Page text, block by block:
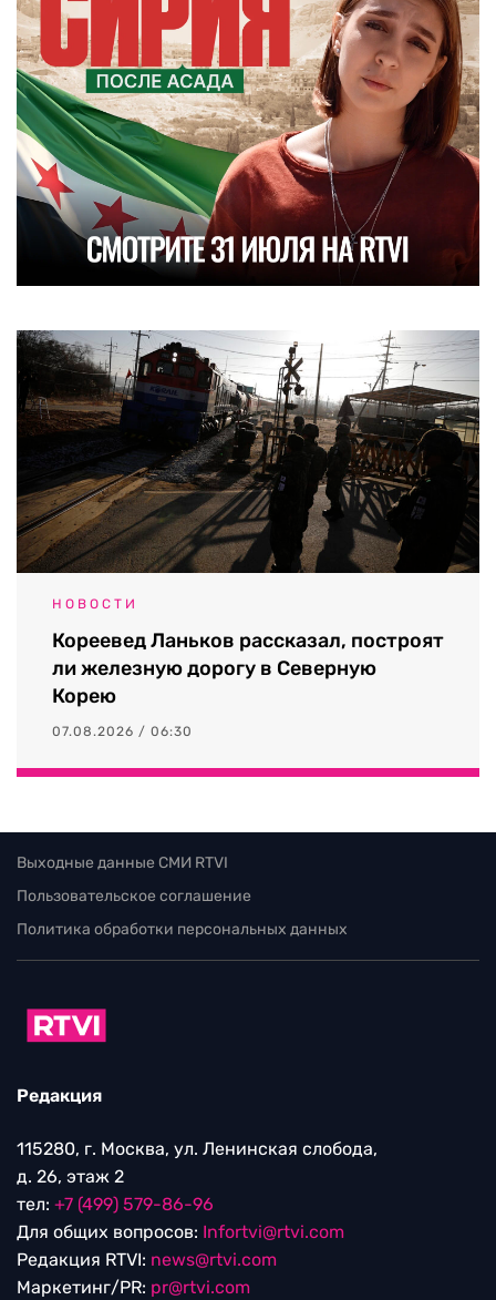
НОВОСТИ
Кореевед Ланьков рассказал, построят
ли железную дорогу в Северную
Корею
07.08.2026 / 06:30
Выходные данные СМИ RTVI
Пользовательское соглашение
Политика обработки персональных данных
Редакция
115280, г. Москва, ул. Ленинская слобода,
д. 26, этаж 2
тел: +7 (499) 579-86-96
Для общих вопросов: Infortvi@rtvi.com
Редакция RTVI: news@rtvi.com
Маркетинг/PR: pr@rtvi.com